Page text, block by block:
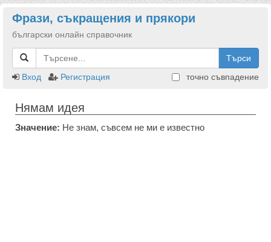
Фрази, съкращения и прякори
български онлайн справочник
Търси
Вход
Регистрация точно съвпадение
Нямам идея
Значение: Не знам, съвсем не ми е известно